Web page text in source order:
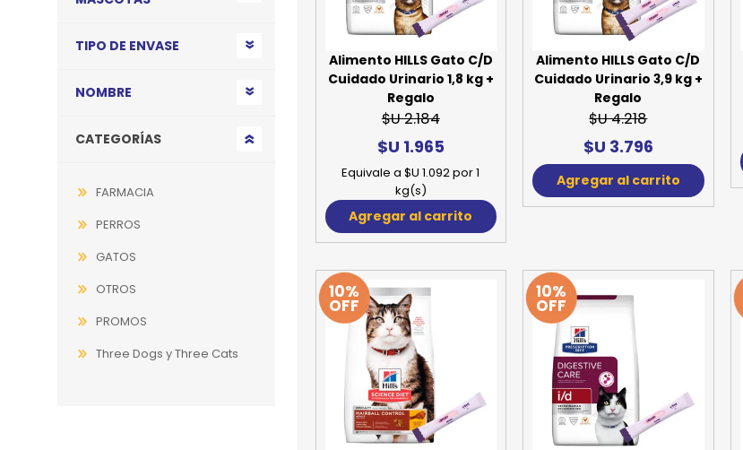
Alimento HILLS Gato C/D
Cuidado Urinario 1,8 kg +
Regalo
$U 2.184
$U 1.965
Equivale a $U 1.092 por 1
kg(s)
Agregar al carrito
Alimento HILLS Gato C/D
Cuidado Urinario 3,9 kg +
Regalo
$U 4.218
$U 3.796
Agregar al carrito
10%
OFF
10%
OFF
TIPO DE ENVASE
NOMBRE
CATEGORÍAS
FARMACIA
PERROS
GATOS
OTROS
PROMOS
Three Dogs y Three Cats